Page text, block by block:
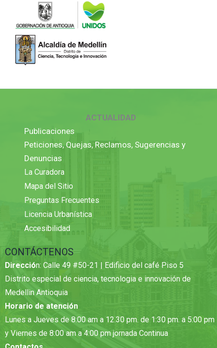
ACTUALIDAD
Publicaciones
Peticiones, Quejas, Reclamos, Sugerencias y
Denuncias
La Curadora
Mapa del Sitio
Preguntas Frecuentes
Licencia Urbanística
Accesibilidad
CONTÁCTENOS
Dirección: Calle 49 #50-21 | Edificio del café Piso 5
Distrito especial de ciencia, tecnologia e innovación de
Medellin Antioquia
Horario de atención
Lunes a Jueves de 8:00 am a 12.30 pm. de 1:30 pm. a 5:00 pm
y Viernes de 8:00 am a 4:00 pm jornada Continua